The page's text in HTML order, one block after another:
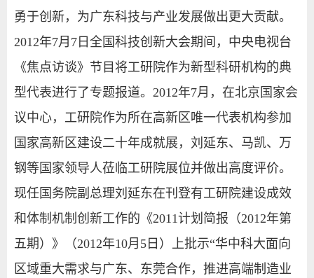
勇于创新，为广东科技与产业发展做出更大贡献。
2012年7月7日全国科技创新大会期间，中央电视台
《焦点访谈》节目将工研院作为新型科研机构的典
型代表进行了专题报道。2012年7月，在北京国家会
议中心，工研院作为所在高新区唯一代表机构参加
国家高新区建设二十年成就展，刘延东、马凯、万
钢等国家领导人莅临工研院展位并做出高度评价。
现任国务院副总理刘延东在刊登有工研院建设成效
和体制机制创新工作的《2011计划简报（2012年第
五期）》（2012年10月5日）上批示“华中科大面向
区域重大需求与广东、东莞合作，推进高端制造业